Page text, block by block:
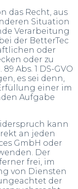
das Recht, aus
Situation
Verarbeitung
der BetterTec
oder
oder zu
Abs. 1 DS-GVO
es sei denn,
einer im
Aufgabe
kann
an jeden
GmbH oder
Der
frei, im
von Diensten
der